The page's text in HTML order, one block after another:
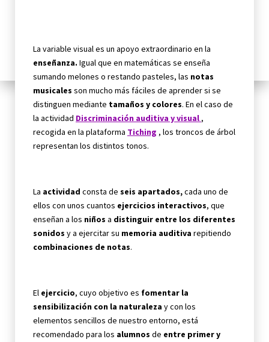
La variable visual es un apoyo extraordinario en la
enseñanza. Igual que en matemáticas se enseña
sumando melones o restando pasteles, las notas
musicales son mucho más fáciles de aprender si se
distinguen mediante tamaños y colores. En el caso de
la actividad Discriminación auditiva y visual ,
recogida en la plataforma Tiching , los troncos de árbol
representan los distintos tonos.
La actividad consta de seis apartados,cada uno de
ellos con unos cuantos ejercicios interactivos, que
enseñan a los niños a distinguir entre los diferentes
sonidos y a ejercitar su memoria auditiva repitiendo
combinaciones de notas.
El ejercicio, cuyo objetivo es fomentar la
sensibilización con la naturaleza y con los
elementos sencillos de nuestro entorno, está
recomendado para los alumnos de entre primer y